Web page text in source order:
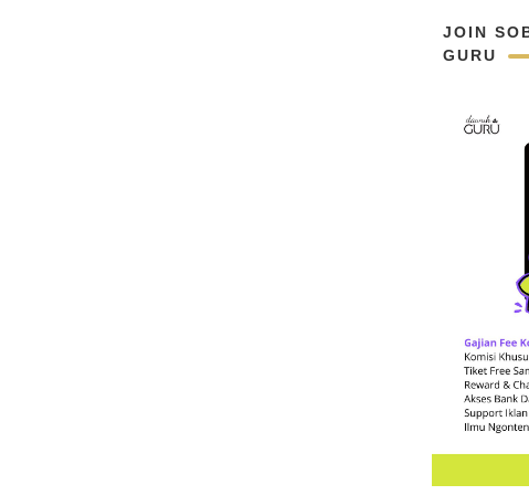
JOIN
GURU